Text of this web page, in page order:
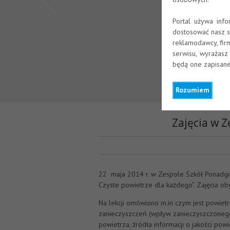
Portal używa
dostosować nasz
reklamodawcy,
serwisu,
będą one
Rozumiem
Zajęcia w
22 maja 2014 r. w Zespole Szkół
Czyste powietrze dla każdego”. Zajęcia
Na lekcji omówiono m.in czym jest
zanieczyszczeń (wpływ
powietrza, źródła informacji o jakości